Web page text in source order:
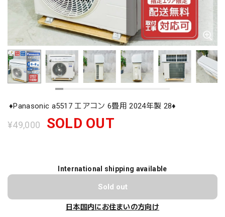
♦️Panasonic a5517 エアコン 6畳用 2024年製 28♦️
¥49,000 SOLD OUT
International shipping available
Sold out
日本国内にお住まいの方向け